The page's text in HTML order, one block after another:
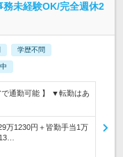
未経験OK/完全週休2
学歴不問
で通勤可能 】 ▼転勤はあ
万1230円＋皆勤手当1万